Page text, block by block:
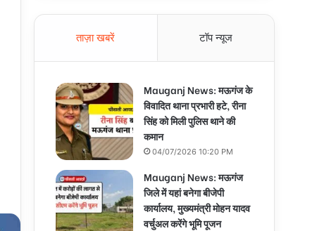
e
ताज़ा खबरें टॉप न्यूज
Mauganj News: मऊगंज के
विवादित थाना प्रभारी हटे, रीना
सिंह को मिली पुलिस थाने की
कमान
04/07/2026 10:20 PM
Mauganj News: मऊगंज
जिले में यहां बनेगा बीजेपी
कार्यालय, मुख्यमंत्री मोहन यादव
वर्चुअल करेंगे भूमि पूजन